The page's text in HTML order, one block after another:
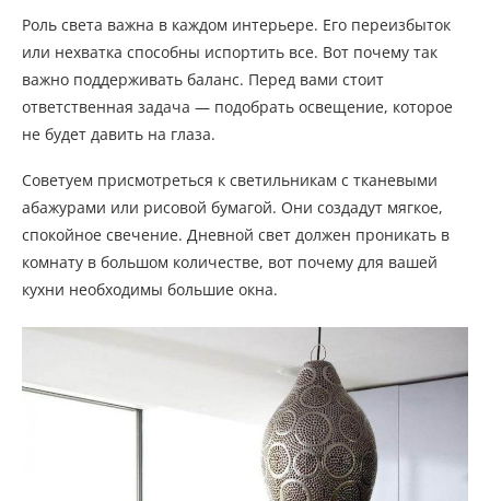
Роль света важна в каждом интерьере. Его переизбыток
или нехватка способны испортить все. Вот почему так
важно поддерживать баланс. Перед вами стоит
ответственная задача — подобрать освещение, которое
не будет давить на глаза.
Советуем присмотреться к светильникам с тканевыми
абажурами или рисовой бумагой. Они создадут мягкое,
спокойное свечение. Дневной свет должен проникать в
комнату в большом количестве, вот почему для вашей
кухни необходимы большие окна.